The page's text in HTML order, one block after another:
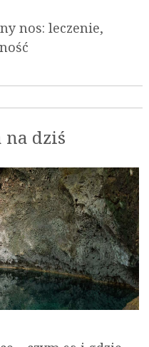
nos: leczenie,
na dziś